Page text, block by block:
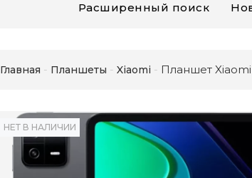
Расширенный поиск
Главная Планшеты Xiaomi Планшет
НЕТ В НАЛИЧИИ